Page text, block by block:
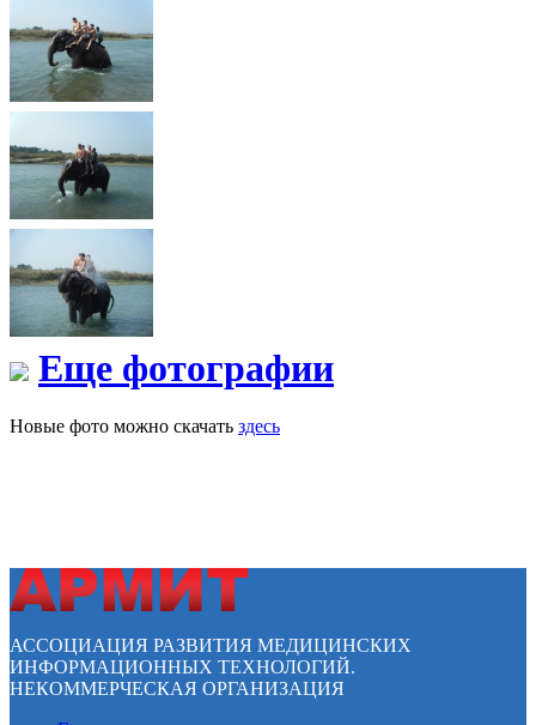
Еще фотографии
Новые фото можно скачать здесь
АССОЦИАЦИЯ РАЗВИТИЯ МЕДИЦИНСКИХ
ИНФОРМАЦИОННЫХ ТЕХНОЛОГИЙ.
НЕКОММЕРЧЕСКАЯ ОРГАНИЗАЦИЯ